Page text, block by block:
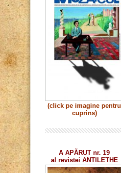
(click pe imagine pentru
cuprins)
A APĂRUT nr. 19
al revistei ANTILETHE